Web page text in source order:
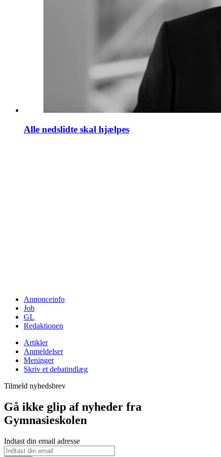
Alle nedslidte skal hjælpes
Annonceinfo
Job
GL
Redaktionen
Artikler
Anmeldelser
Meninger
Skriv et debatindlæg
Tilmeld nyhedsbrev
Gå ikke glip af nyheder fra
Gymnasieskolen
Indtast din email adresse